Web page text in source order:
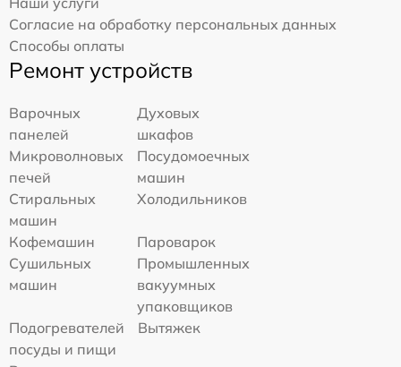
Согласие на обработку персональных данных
Способы оплаты
Ремонт устройств
Варочных
панелей
Духовых
шкафов
Микроволновых
печей
Посудомоечных
машин
Стиральных
машин
Холодильников
Кофемашин
Пароварок
Сушильных
машин
Промышленных
вакуумных
упаковщиков
Подогревателей
посуды и пищи
Вытяжек